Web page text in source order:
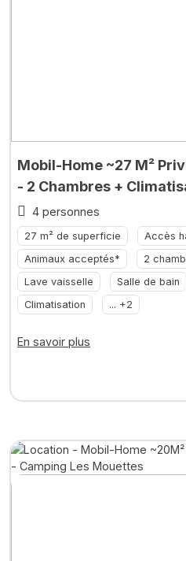
Mobil-Home ~27 M²
- 2 Chambres +
4 personnes
27 m² de superficie
Accès
Animaux acceptés*
2
Lave vaisselle
Salle de bain
Climatisation
... +2
En savoir plus